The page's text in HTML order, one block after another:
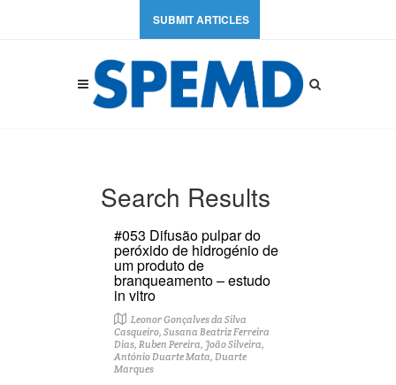
SUBMIT ARTICLES
Search Results
#053 Difusão pulpar do
peróxido de hidrogénio de
um produto de
branqueamento – estudo
in vitro
Leonor Gonçalves da Silva
Casqueiro, Susana Beatriz Ferreira
Dias, Ruben Pereira, João Silveira,
António Duarte Mata, Duarte
Marques